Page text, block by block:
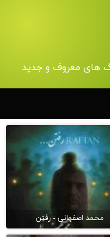
های معروف و جدید
محمد اصفهانی - رفتن